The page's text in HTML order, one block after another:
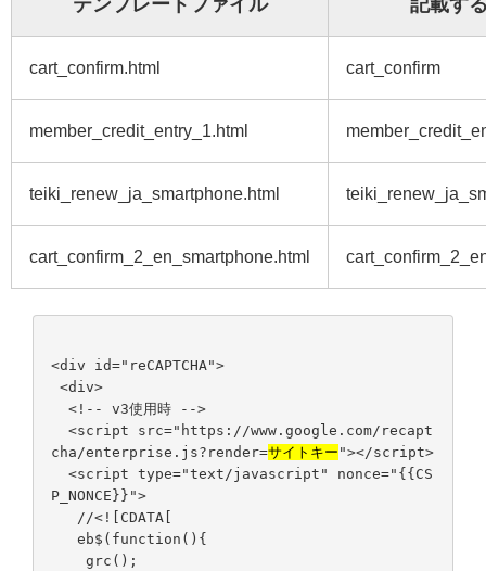
テンプレートファイル 記載す
cart_confirm.html cart_confirm
member_credit_entry_1.html
teiki_renew_ja_smartphone.html
cart_confirm_2_en_smartphone.html
<div id="reCAPTCHA">
<div>
<!-- v3使用時 -->
<script src="https://www.google.com/recapt
cha/enterprise.js?render=サイトキー "></script>
<script type="text/javascript" nonce="{{CS
P_NONCE}}">
//<![CDATA[
eb$(function(){
grc();